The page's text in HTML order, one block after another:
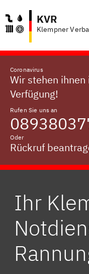
KVR
Klempner
Coronavirus
Wir stehen
Verfügung!
Rufen Sie uns an
Oder
Rückruf
Ihr